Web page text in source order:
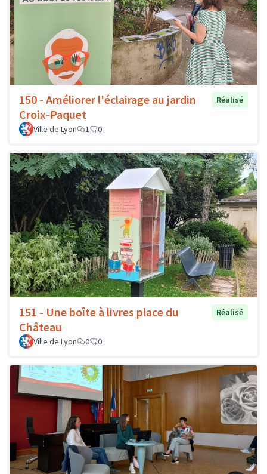
150 - Améliorer l'éclairage au jardin
Croix-Paquet
Réalisé
Ville de Lyon 1 0
151 - Une boîte à livres place du
Château
Réalisé
Ville de Lyon 0 0